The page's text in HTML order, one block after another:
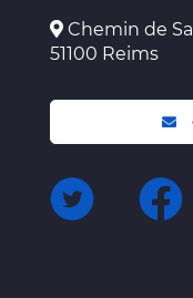
Chemin de
51100 Reims